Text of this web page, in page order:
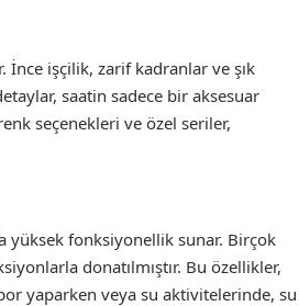
İnce işçilik, zarif kadranlar ve şık
saatin sadece bir aksesuar
seçenekleri ve özel seriler,
yüksek fonksiyonellik sunar. Birçok
donatılmıştır. Bu özellikler,
yaparken veya su aktivitelerinde, su